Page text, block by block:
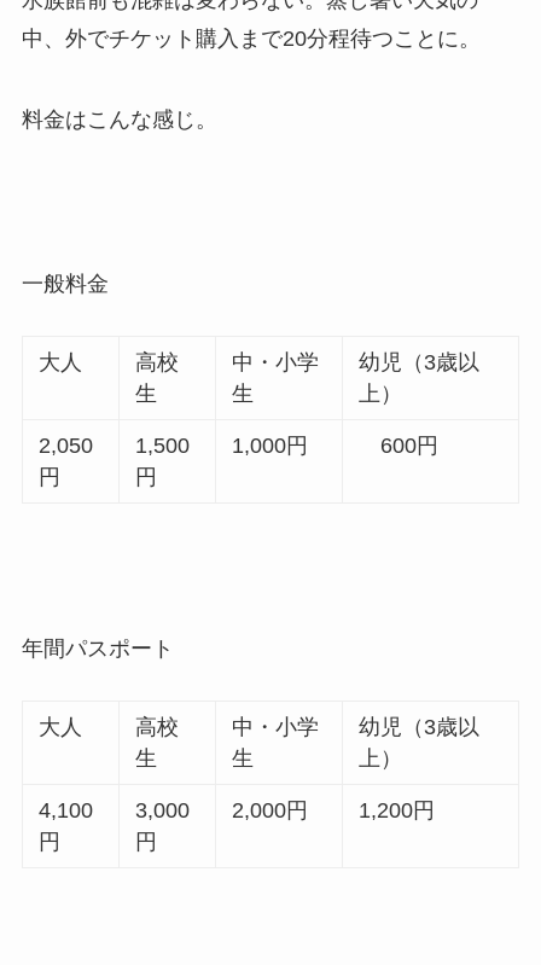
中、外でチケット購入まで20分程待つことに。
料金はこんな感じ。
一般料金
大人
高校
生
中・小学
生
幼児（3歳以
上）
2,050
円
1,500
円
1,000円 600円
年間パスポート
大人
高校
生
中・小学
生
幼児（3歳以
上）
4,100
円
3,000
円
2,000円 1,200円